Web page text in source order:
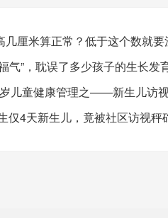
几厘米算正常？低于这个数就要
气”，耽误了多少孩子的生长发